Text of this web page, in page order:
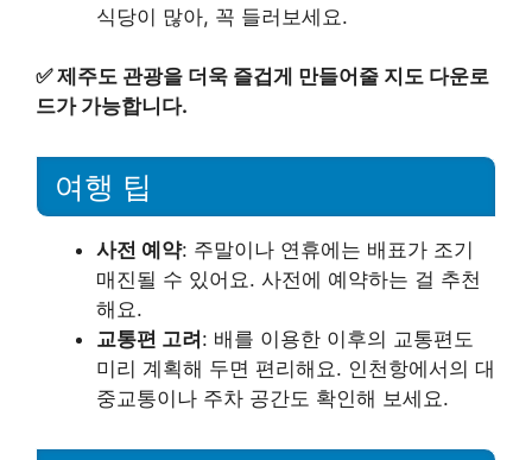
식당이 많아, 꼭 들러보세요.
✅제주도 관광을 더욱 즐겁게 만들어줄 지도 다운로
드가 가능합니다.
여행 팁
사전 예약: 주말이나 연휴에는 배표가 조기
매진될 수 있어요. 사전에 예약하는 걸 추천
해요.
교통편 고려: 배를 이용한 이후의 교통편도
미리 계획해 두면 편리해요. 인천항에서의 대
중교통이나 주차 공간도 확인해 보세요.